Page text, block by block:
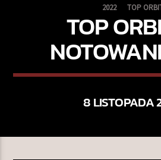
2022 TOP
TOP
8 LISTOPADA